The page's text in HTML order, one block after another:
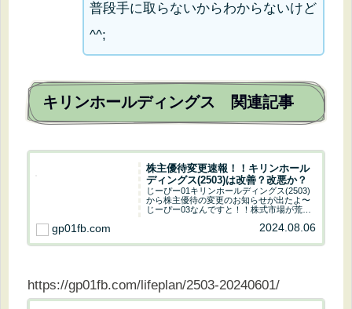
普段手に取らないからわからないけど
^^;
キリンホールディングス 関連記事
株主優待変更速報！！キリンホール
ディングス(2503)は改善？改悪か？
じーぴー01キリンホールディングス(2503)
から株主優待の変更のお知らせが出たよ〜
じーぴー03なんですと！！株式市場が荒れ
か〜じーぴー01タイミングは仕方がないで
gp01fb.com 2024.08.06
https://gp01fb.com/lifeplan/2503-20240601/